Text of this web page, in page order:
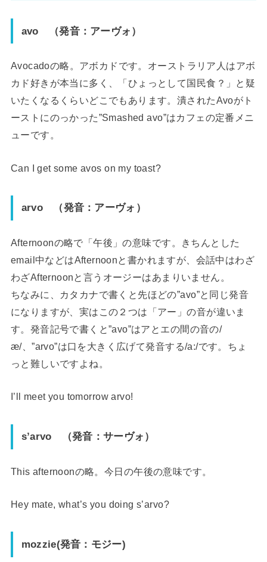
avo （発音：アーヴォ）
Avocadoの略。アボカドです。オーストラリア人はアボ
カド好きが本当に多く、「ひょっとして国民食？」と疑
いたくなるくらいどこでもあります。潰されたAvoがト
ーストにのっかった”Smashed avo”はカフェの定番メニ
ューです。
Can I get some avos on my toast?
arvo（発音：アーヴォ）
Afternoonの略で「午後」の意味です。きちんとした
email中などはAfternoonと書かれますが、会話中はわざ
わざAfternoonと言うオージーはあまりいません。
ちなみに、カタカナで書くと先ほどの”avo”と同じ発音
になりますが、実はこの２つは「アー」の音が違いま
す。発音記号で書くと”avo”はアとエの間の音の/
æ/、”arvo”は口を大きく広げて発音する/a:/です。ちょ
っと難しいですよね。
I’ll meet you tomorrow arvo!
s’arvo （発音：サーヴォ）
This afternoonの略。今日の午後の意味です。
Hey mate, what’s you doing s’arvo?
mozzie(発音：モジー)